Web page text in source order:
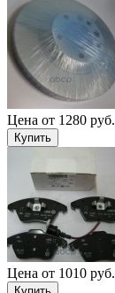
Цена от 1280 руб.
Купить
Цена от 1010 руб.